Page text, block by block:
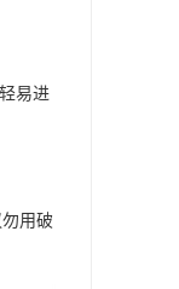
易进
用破